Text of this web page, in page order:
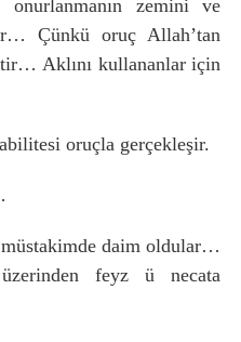
onurlanmanın zemini ve
Çünkü oruç Allah’tan
Aklını kullananlar için
oruçla gerçekleşir.
müstakimde daim oldular…
feyz ü necata